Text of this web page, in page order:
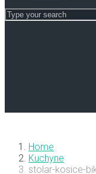
Home
Kuchyne
stolar-kosice-